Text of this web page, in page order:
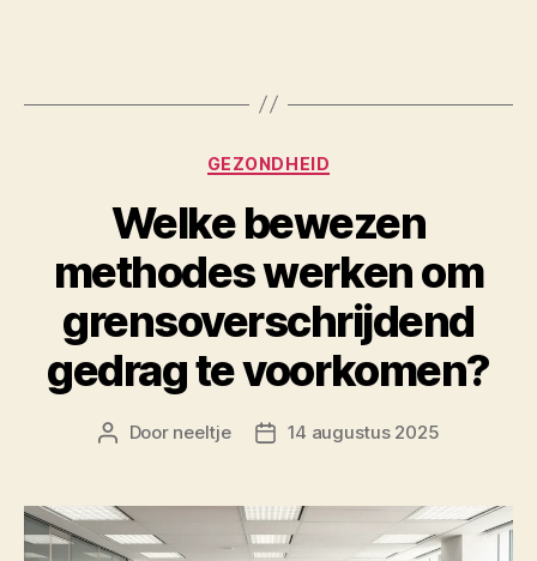
Categorieën
GEZONDHEID
Welke bewezen
methodes werken om
grensoverschrijdend
gedrag te voorkomen?
Berichtauteur
Door neeltje Berichtdatum
14 augustus 2025